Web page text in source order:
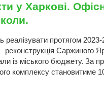
у Харкові.
реалізувати протягом 2023-
реконструкція Саржиного
із міського бюджету. За
комплексу становитиме